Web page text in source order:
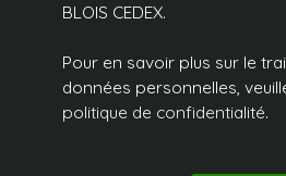
BLOIS CEDEX.
Pour en savoir plus sur le
données personnelles,
politique de confidentialité.